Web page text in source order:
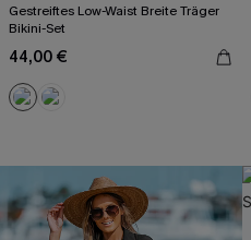
Gestreiftes Low-Waist Breite Träger
Bikini-Set
44,00 €